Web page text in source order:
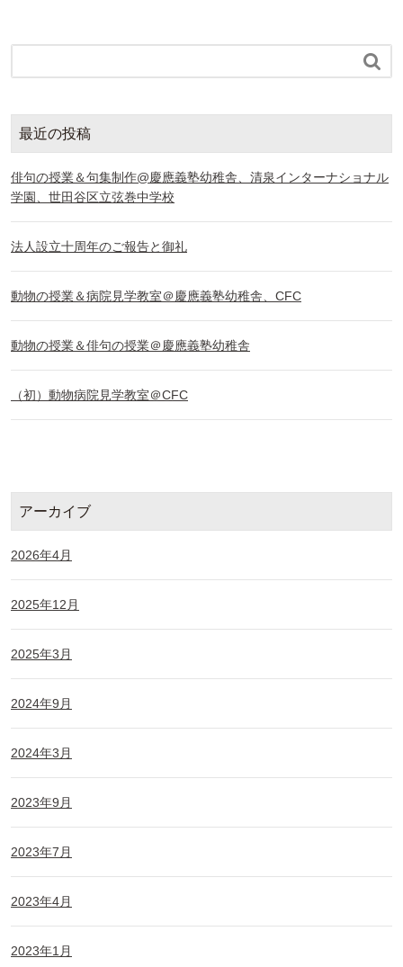

最近の投稿
俳句の授業＆句集制作@慶應義塾幼稚舎、清泉インターナショナル
学園、世田谷区立弦巻中学校
法人設立十周年のご報告と御礼
動物の授業＆病院見学教室＠慶應義塾幼稚舎、CFC
動物の授業＆俳句の授業＠慶應義塾幼稚舎
（初）動物病院見学教室＠CFC
アーカイブ
2026年4月
2025年12月
2025年3月
2024年9月
2024年3月
2023年9月
2023年7月
2023年4月
2023年1月